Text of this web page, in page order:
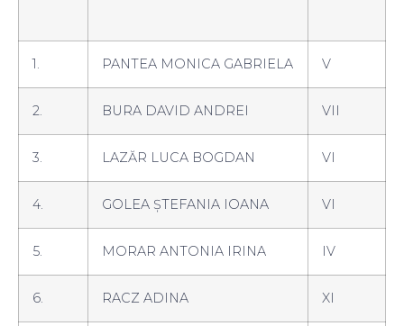
1. PANTEA MONICA GABRIELA V
2. BURA DAVID ANDREI VII
3. LAZĂR LUCA BOGDAN VI
4. GOLEA ȘTEFANIA IOANA VI
5. MORAR ANTONIA IRINA IV
6. RACZ ADINA XI